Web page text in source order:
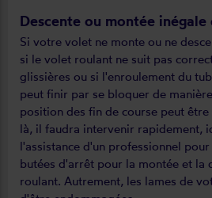
Descente ou montée
Si votre volet ne monte ou ne
si le volet roulant ne suit pas
glissières ou si l'enroulement du
peut finir par se bloquer de
position des fin de course peut être
là, il faudra intervenir rapidement,
l'assistance d'un professionnel
butées d'arrêt pour la montée et la
roulant. Autrement, les lames de